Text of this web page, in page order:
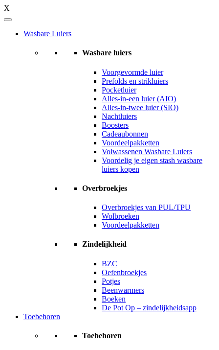
X
Wasbare Luiers
Wasbare luiers
Voorgevormde luier
Prefolds en strikluiers
Pocketluier
Alles-in-een luier (AIO)
Alles-in-twee luier (SIO)
Nachtluiers
Boosters
Cadeaubonnen
Voordeelpakketten
Volwassenen Wasbare Luiers
Voordelig je eigen stash wasbare
luiers kopen
Overbroekjes
Overbroekjes van PUL/TPU
Wolbroeken
Voordeelpakketten
Zindelijkheid
BZC
Oefenbroekjes
Potjes
Beenwarmers
Boeken
De Pot Op – zindelijkheidsapp
Toebehoren
Toebehoren